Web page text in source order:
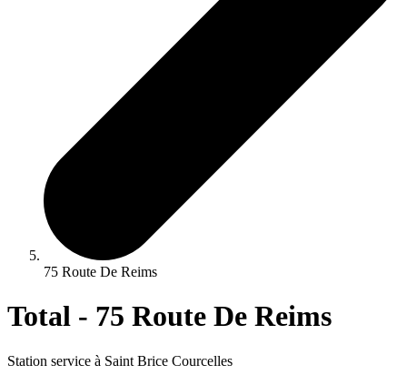
75 Route De Reims
Total - 75 Route De Reims
Station service à Saint Brice Courcelles